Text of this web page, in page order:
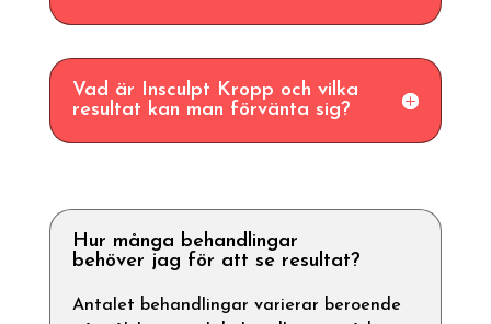
Vad är Insculpt Kropp och vilka
resultat kan man förvänta sig?
Hur många behandlingar
behöver jag för att se resultat?
Antalet behandlingar varierar beroende